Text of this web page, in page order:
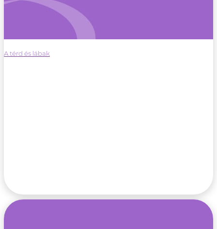
A térd és lábak